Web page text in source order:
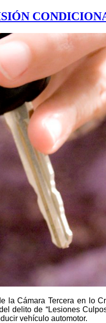
la Cámara Tercera en lo
delito de “Lesiones
vehículo automotor.